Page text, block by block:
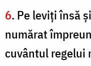
6. Pe leviţi însă
numărat
cuvântul regelui